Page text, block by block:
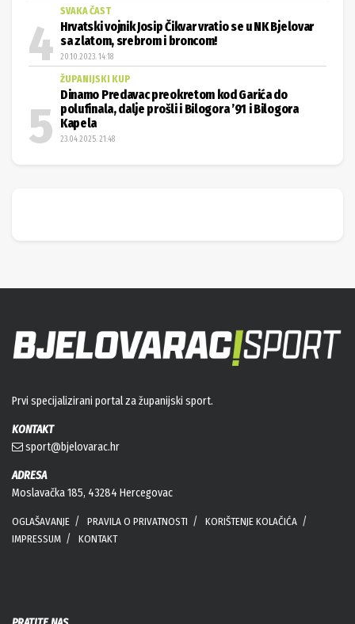
SVAKA ČAST
Hrvatski vojnik Josip Čikvar vratio se u NK Bjelovar
sa zlatom, srebrom i broncom!
20.10.2023. 14:18
ŽUPANIJSKI KUP
Dinamo Predavac preokretom kod Garića do
polufinala, dalje prošli i Bilogora ’91 i Bilogora
Kapela
23.04.2025. 21:48
Prvi specijalizirani portal za županijski sport.
KONTAKT
sport@bjelovarac.hr
ADRESA
Moslavačka 185, 43284 Hercegovac
OGLAŠAVANJE PRAVILA O PRIVATNOSTI
KORIŠTENJE KOLAČIĆA
IMPRESSUM
KONTAKT